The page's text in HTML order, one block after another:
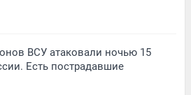
ВСУ атаковали ночью 15
Есть пострадавшие